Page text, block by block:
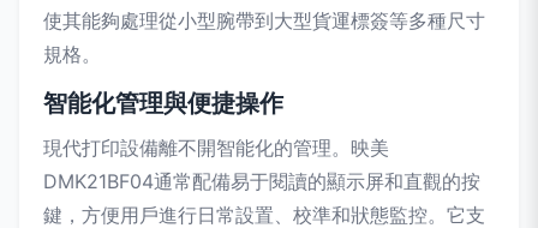
使其能夠處理從小型腕帶到大型貨運標簽等多種尺寸
規格。
智能化管理與便捷操作
現代打印設備離不開智能化的管理。映美
DMK21BF04通常配備易于閱讀的顯示屏和直觀的按
鍵，方便用戶進行日常設置、校準和狀態監控。它支